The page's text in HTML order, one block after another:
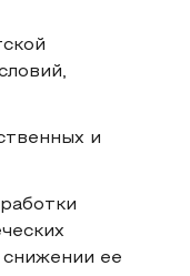
и
ее